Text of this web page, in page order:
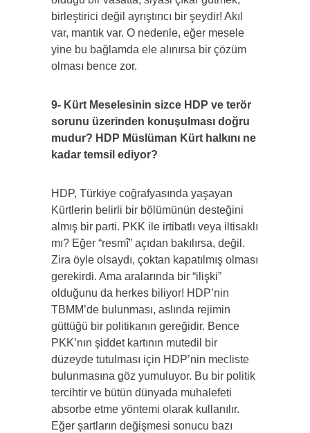
birleştirici değil ayrıştırıcı bir şeydir! Akıl
var, mantık var. O nedenle, eğer mesele
yine bu bağlamda ele alınırsa bir çözüm
olması bence zor.
9- Kürt Meselesinin sizce HDP ve terör
sorunu üzerinden konuşulması doğru
mudur? HDP Müslüman Kürt halkını ne
kadar temsil ediyor?
HDP, Türkiye coğrafyasında yaşayan
Kürtlerin belirli bir bölümünün desteğini
almış bir parti. PKK ile irtibatlı veya iltisaklı
mı? Eğer “resmî” açıdan bakılırsa, değil.
Zira öyle olsaydı, çoktan kapatılmış olması
gerekirdi. Ama aralarında bir “ilişki”
olduğunu da herkes biliyor! HDP’nin
TBMM’de bulunması, aslında rejimin
güttüğü bir politikanın gereğidir. Bence
PKK’nın şiddet kartının mutedil bir
düzeyde tutulması için HDP’nin mecliste
bulunmasına göz yumuluyor. Bu bir politik
tercihtir ve bütün dünyada muhalefeti
absorbe etme yöntemi olarak kullanılır.
Eğer şartların değişmesi sonucu bazı